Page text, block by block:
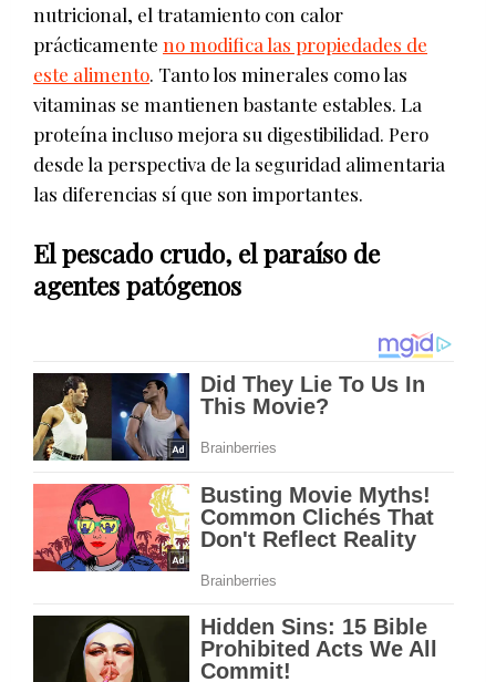
nutricional, el tratamiento con calor
prácticamente no modifica las propiedades de
este alimento. Tanto los minerales como las
vitaminas se mantienen bastante estables. La
proteína incluso mejora su digestibilidad. Pero
desde la perspectiva de la seguridad alimentaria
las diferencias sí que son importantes.
El pescado crudo, el paraíso de
agentes patógenos